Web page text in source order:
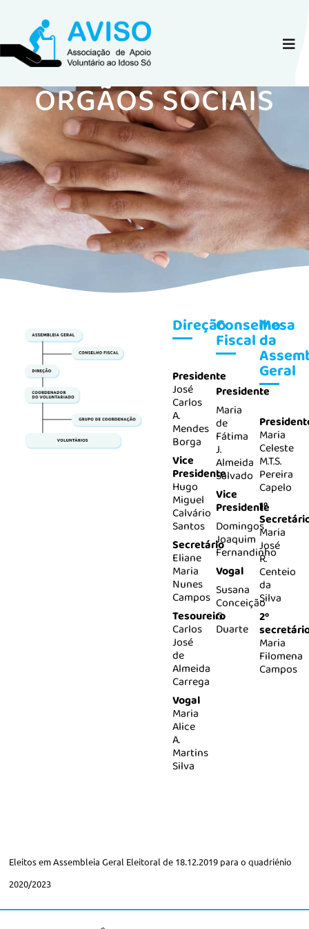
ORGÃOS SOCIAIS
Direção
Presidente
José
Carlos
A.
Mendes
Borga
Vice
Presidente
Hugo
Miguel
Calvário
Santos
Secretário
Eliane
Maria
Nunes
Campos
Tesoureiro
Carlos
José
de
Almeida
Carrega
Vogal
Maria
Alice
A.
Martins
Silva
Conselho
Fiscal
Presidente
Maria
de
Fátima
J.
Almeida
Salvado
Vice
Presidente
Domingos
Joaquim
Fernandinho
Vogal
Susana
Conceição
G.
Duarte
Mesa
da
Geral
Maria
Celeste
M.T.S.
Pereira
Capelo
1º
Maria
José
R.
Centeio
da
Silva
2º
Maria
Filomena
Campos
Eleitos em Assembleia Geral Eleitoral de 18.12.2019 para o quadriénio
2020/2023